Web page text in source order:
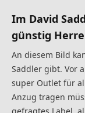
Im David
günstig
An diesem Bild
Saddler gibt. Vor
super Outlet für
Anzug tragen